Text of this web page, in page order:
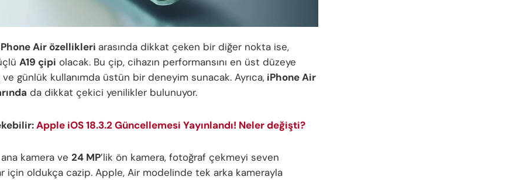
Air özellikleri arasında dikkat çeken bir diğer nokta ise,
A19 çipi olacak. Bu çip, cihazın performansını en üst düzeye
ve günlük kullanımda üstün bir deneyim sunacak. Ayrıca, iPhone Air
da dikkat çekici yenilikler bulunuyor.
Apple iOS 18.3.2 Güncellemesi Yayınlandı! Neler değişti?
ana kamera ve 24 MP’lik ön kamera, fotoğraf çekmeyi seven
için oldukça cazip. Apple, Air modelinde tek arka kamerayla